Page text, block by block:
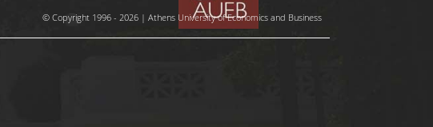
© Copyright 1996 - 2026 | Athens University of Economics and Business